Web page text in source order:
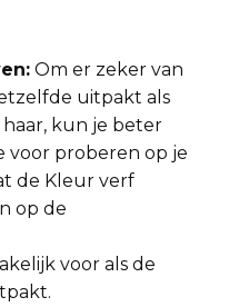
Om er zeker van
uitpakt als
kun je beter
voor proberen op je
de Kleur verf
op de
voor als de